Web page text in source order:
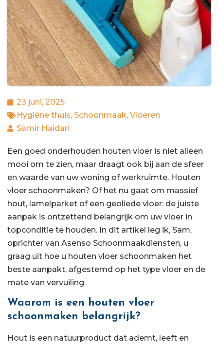
23 juni, 2025
Hygiëne thuis, Schoonmaak, Vloeren
Samir Haidari
Een goed onderhouden houten vloer is niet alleen
mooi om te zien, maar draagt ook bij aan de sfeer
en waarde van uw woning of werkruimte. Houten
vloer schoonmaken? Of het nu gaat om massief
hout, lamelparket of een geoliede vloer: de juiste
aanpak is ontzettend belangrijk om uw vloer in
topconditie te houden. In dit artikel leg ik, Sam,
oprichter van Asenso Schoonmaakdiensten, u
graag uit hoe u houten vloer schoonmaken het
beste aanpakt, afgestemd op het type vloer en de
mate van vervuiling.
Waarom is een houten vloer
schoonmaken belangrijk?
Hout is een natuurproduct dat ademt, leeft en